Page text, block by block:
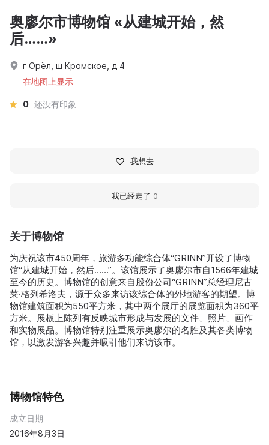
关于博物馆
为庆祝该市450周年，旅游多功能综合体“GRINN”开设了博物
馆“从建城开始，然后……”。该馆展示了奥廖尔市自1566年建城
至今的历史。博物馆的创意来自股份公司“GRINN”总经理尼古
莱·格列希洛夫，源于众多来访该综合体的外地游客的期望。博
物馆建筑面积为550平方米，其中两个展厅的展览面积为360平
方米。展板上陈列有反映城市形成与发展的文件、照片、画作
和实物展品。博物馆特别注重展示奥廖尔的名胜及其各类博物
馆，以激发游客兴趣并吸引他们来访该市。
博物馆特色
成立日期
2016年8月3日
奥廖尔市博物馆 «从建城开始，然
后……»
г Орёл, ш Кромское, д 4
在地图上显示
0 还没有印象
我想去
我已经走了 0